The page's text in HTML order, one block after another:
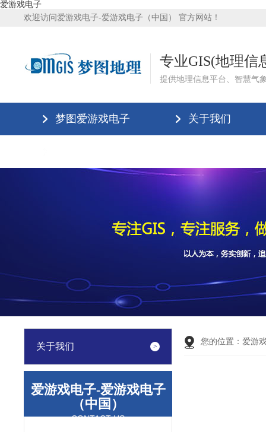
爱游戏电子
欢迎访问爱游戏电子-爱游戏电子（中国） 官方网站！
专业GIS(地理信
提供地理信息平台、智慧气
梦图爱游戏电子 关于我们
关于我们
爱游戏电子-爱游戏电子
（中国）
CONTACT US
您的位置： 爱游